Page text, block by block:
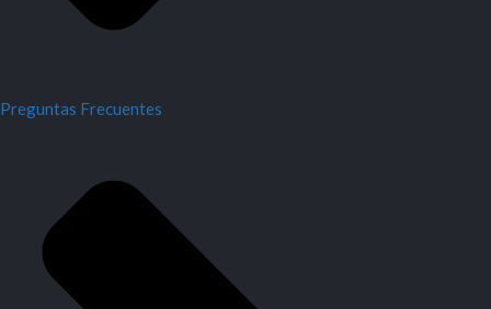
Preguntas Frecuentes